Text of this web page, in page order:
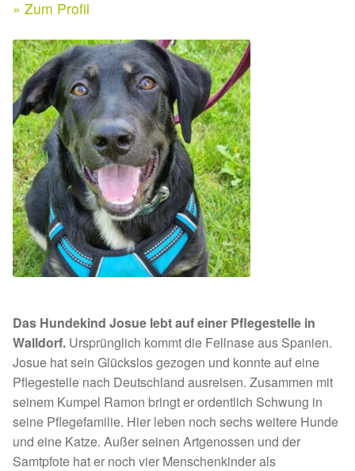
Aktuelle Spenden 2026
Ihre/Eure Spenden – Januar bis Juni 2026
Spenden 2025
Juli bis Dezember 2025
Januar bis Juni 2025
Spenden 2024
Januar bis Juni 2024
Spenden 2023
Juli bis Dezember 2023
Januar bis Juni 2023
Kontakt & Rechtliches
Facebook
Instagram
» Zum Profil
Das Hundekind Josue lebt auf einer Pflegestelle in
Walldorf. Ursprünglich kommt die Fellnase aus Spanien.
Josue hat sein Glückslos gezogen und konnte auf eine
Pflegestelle nach Deutschland ausreisen. Zusammen mit
seinem Kumpel Ramon bringt er ordentlich Schwung in
seine Pflegefamilie. Hier leben noch sechs weitere Hunde
und eine Katze. Außer seinen Artgenossen und der
Samtpfote hat er noch vier Menschenkinder als